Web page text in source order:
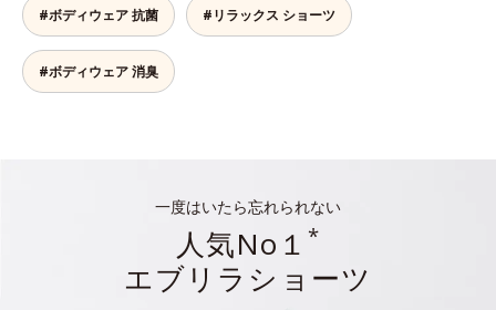
#ボディウェア 抗菌 #リラックス ショーツ
#ボディウェア 消臭
一度はいたら忘れられない
人気No１ *
エブリラショーツ